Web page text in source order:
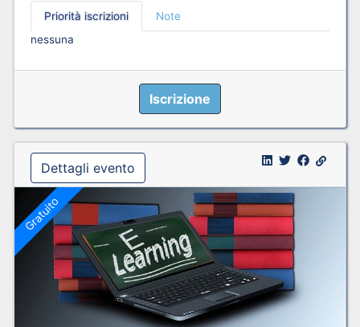
Priorità iscrizioni
Note
nessuna
Iscrizione
Dettagli evento
Gratuito